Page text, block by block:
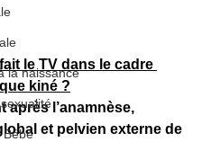
la naissance
Bébé
le TV dans le cadre
kiné ?
après l’anamnèse,
et pelvien externe de